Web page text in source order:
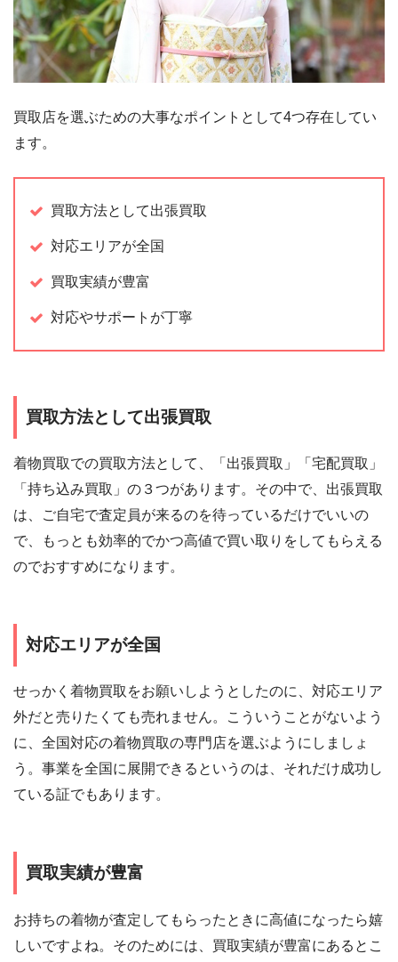
買取店を選ぶための大事なポイントとして4つ存在してい
ます。
買取方法として出張買取
対応エリアが全国
買取実績が豊富
対応やサポートが丁寧
買取方法として出張買取
着物買取での買取方法として、「出張買取」「宅配買取」
「持ち込み買取」の３つがあります。その中で、出張買取
は、ご自宅で査定員が来るのを待っているだけでいいの
で、もっとも効率的でかつ高値で買い取りをしてもらえる
のでおすすめになります。
対応エリアが全国
せっかく着物買取をお願いしようとしたのに、対応エリア
外だと売りたくても売れません。こういうことがないよう
に、全国対応の着物買取の専門店を選ぶようにしましょ
う。事業を全国に展開できるというのは、それだけ成功し
ている証でもあります。
買取実績が豊富
お持ちの着物が査定してもらったときに高値になったら嬉
しいですよね。そのためには、買取実績が豊富にあるとこ